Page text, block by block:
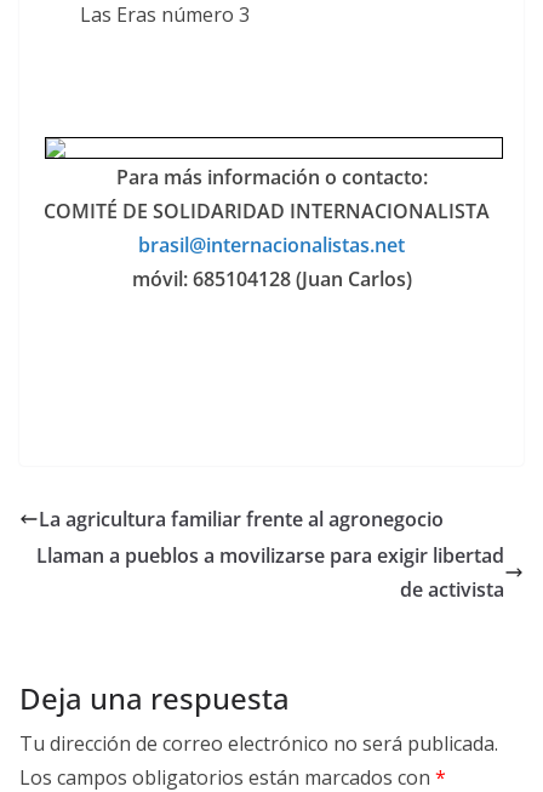
Las Eras número 3
Para más información o contacto:
COMITÉ DE SOLIDARIDAD INTERNACIONALISTA
brasil@internacionalistas.net
móvil: 685104128 (Juan Carlos)
La agricultura familiar frente al agronegocio
Llaman a pueblos a movilizarse para exigir libertad
de activista
Deja una respuesta
Tu dirección de correo electrónico no será publicada.
Los campos obligatorios están marcados con *